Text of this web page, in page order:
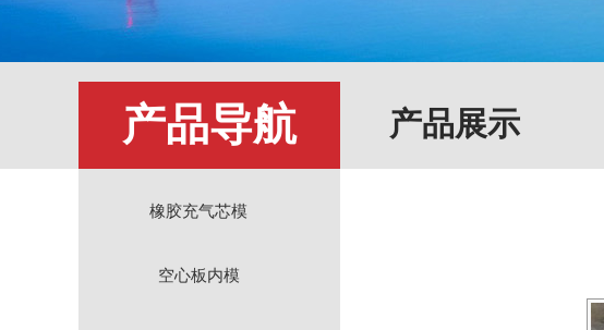
产品导航 产品展示
橡胶充气芯模
空心板内模